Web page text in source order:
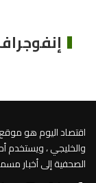
اقتصاد اليوم هو
والخليجي ، ويستخدم
الصحفية إلى أخبار